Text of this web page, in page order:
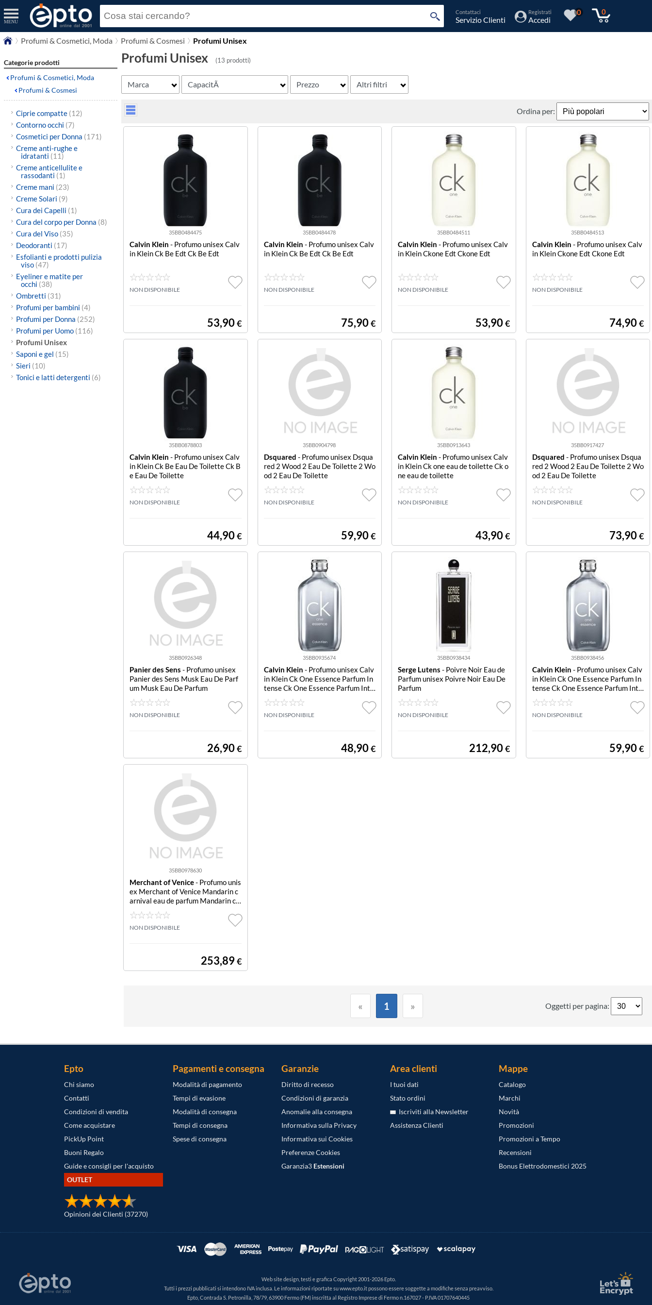
MENU
Contattaci
Servizio Clienti
Registrati
Accedi
0 0
Profumi & Cosmetici, Moda Profumi & Cosmesi Profumi Unisex
Categorie prodotti
Profumi & Cosmetici, Moda
Profumi & Cosmesi
Ciprie compatte (12)
Contorno occhi (7)
Cosmetici per Donna (171)
Creme anti-rughe e
idratanti (11)
Creme anticellulite e
rassodanti (1)
Creme mani (23)
Creme Solari (9)
Cura dei Capelli (1)
Cura del corpo per Donna (8)
Cura del Viso (35)
Deodoranti (17)
Esfolianti e prodotti pulizia
viso (47)
Eyeliner e matite per
occhi (38)
Ombretti (31)
Profumi per bambini (4)
Profumi per Donna (252)
Profumi per Uomo (116)
Profumi Unisex
Saponi e gel (15)
Sieri (10)
Tonici e latti detergenti (6)
Profumi Unisex (13 prodotti)
Marca CapacitÃ Prezzo Altri filtri
Ordina per:
35BB0484475
Calvin Klein - Profumo unisex Calv
in Klein Ck Be Edt Ck Be Edt
NON DISPONIBILE
53,90€
35BB0484478
Calvin Klein - Profumo unisex Calv
in Klein Ck Be Edt Ck Be Edt
NON DISPONIBILE
75,90€
35BB0484511
Calvin Klein - Profumo unisex Calv
in Klein Ckone Edt Ckone Edt
NON DISPONIBILE
53,90€
35BB0484513
Calvin Klein - Profumo unisex Calv
in Klein Ckone Edt Ckone Edt
NON DISPONIBILE
74,90€
35BB0878803
Calvin Klein - Profumo unisex Calv
in Klein Ck Be Eau De Toilette Ck B
e Eau De Toilette
NON DISPONIBILE
44,90€
35BB0904798
Dsquared - Profumo unisex Dsqua
red 2 Wood 2 Eau De Toilette 2 Wo
od 2 Eau De Toilette
NON DISPONIBILE
59,90€
35BB0913643
Calvin Klein - Profumo unisex Calv
in Klein Ck one eau de toilette Ck o
ne eau de toilette
NON DISPONIBILE
43,90€
35BB0917427
Dsquared - Profumo unisex Dsqua
red 2 Wood 2 Eau De Toilette 2 Wo
od 2 Eau De Toilette
NON DISPONIBILE
73,90€
35BB0926348
Panier des Sens - Profumo unisex
Panier des Sens Musk Eau De Parf
um Musk Eau De Parfum
NON DISPONIBILE
26,90€
35BB0935674
Calvin Klein - Profumo unisex Calv
in Klein Ck One Essence Parfum In
tense Ck One Essence Parfum Inte
nse
NON DISPONIBILE
48,90€
35BB0938434
Serge Lutens - Poivre Noir Eau de
Parfum unisex Poivre Noir Eau De
Parfum
NON DISPONIBILE
212,90€
35BB0938456
Calvin Klein - Profumo unisex Calv
in Klein Ck One Essence Parfum In
tense Ck One Essence Parfum Inte
nse
NON DISPONIBILE
59,90€
35BB0978630
Merchant of Venice- Profumo unis
ex Merchant of Venice Mandarin c
arnival eau de parfum Mandarin ca
rnival eau de parfum
NON DISPONIBILE
253,89€
« 1 » Oggetti per pagina:
Epto
Chi siamo
Contatti
Condizioni di vendita
Come acquistare
PickUp Point
Buoni Regalo
Guide e consigli per l'acquisto
OUTLET
Opinioni dei Clienti (37270)
Pagamenti e consegna
Modalità di pagamento
Tempi di evasione
Modalità di consegna
Tempi di consegna
Spese di consegna
Garanzie
Diritto di recesso
Condizioni di garanzia
Anomalie alla consegna
Informativa sulla Privacy
Informativa sui Cookies
Preferenze Cookies
Garanzia3 Estensioni
Area clienti
I tuoi dati
Stato ordini
Iscriviti alla Newsletter
Assistenza Clienti
Mappe
Catalogo
Marchi
Novità
Promozioni
Promozioni a Tempo
Recensioni
Bonus Elettrodomestici 2025
Web site design, testi e grafica Copyright 2001-2026 Epto.
Tutti i prezzi pubblicati si intendono IVA inclusa. Le informazioni riportate su www.epto.it possono essere soggette a modifiche senza preavviso.
Epto, Contrada S. Petronilla, 78/79, 63900 Fermo (FM) inscritta al Registro Imprese di Fermo n.167027 - P.IVA 01707640445